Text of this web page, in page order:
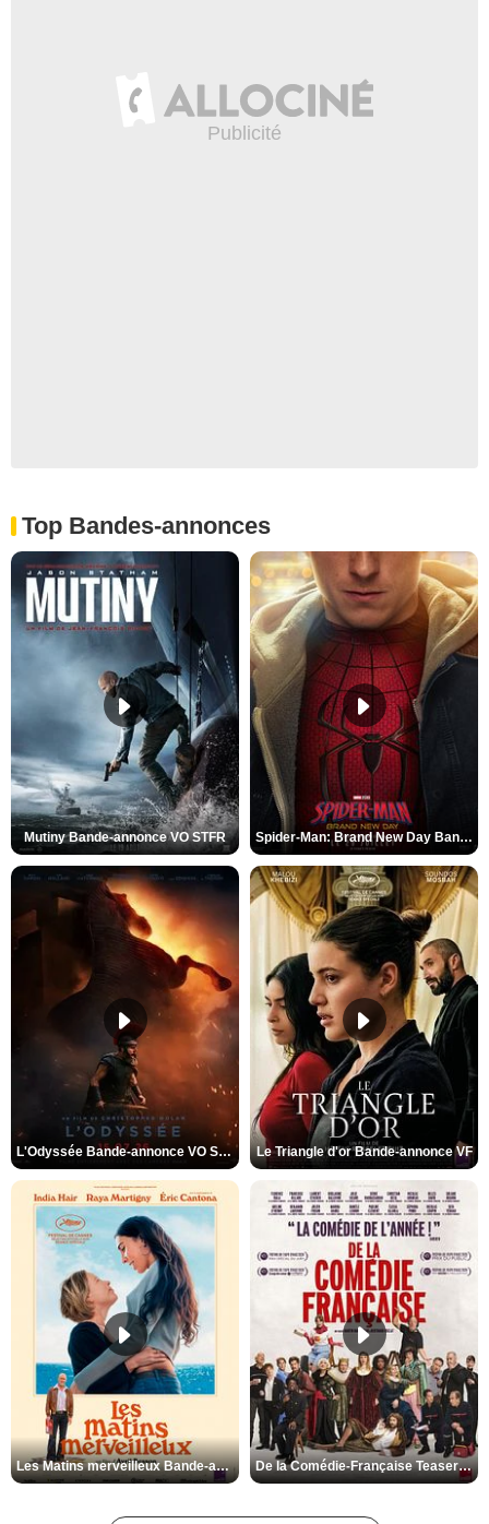
Top Bandes-annonces
Mutiny Bande-annonce VO STFR Spider-Man: Brand New Day Bande-annonce VO STFR
L'Odyssée Bande-annonce VO STFR Le Triangle d'or Bande-annonce VF
Les Matins merveilleux Bande-annonce VF De la Comédie-Française Teaser VF